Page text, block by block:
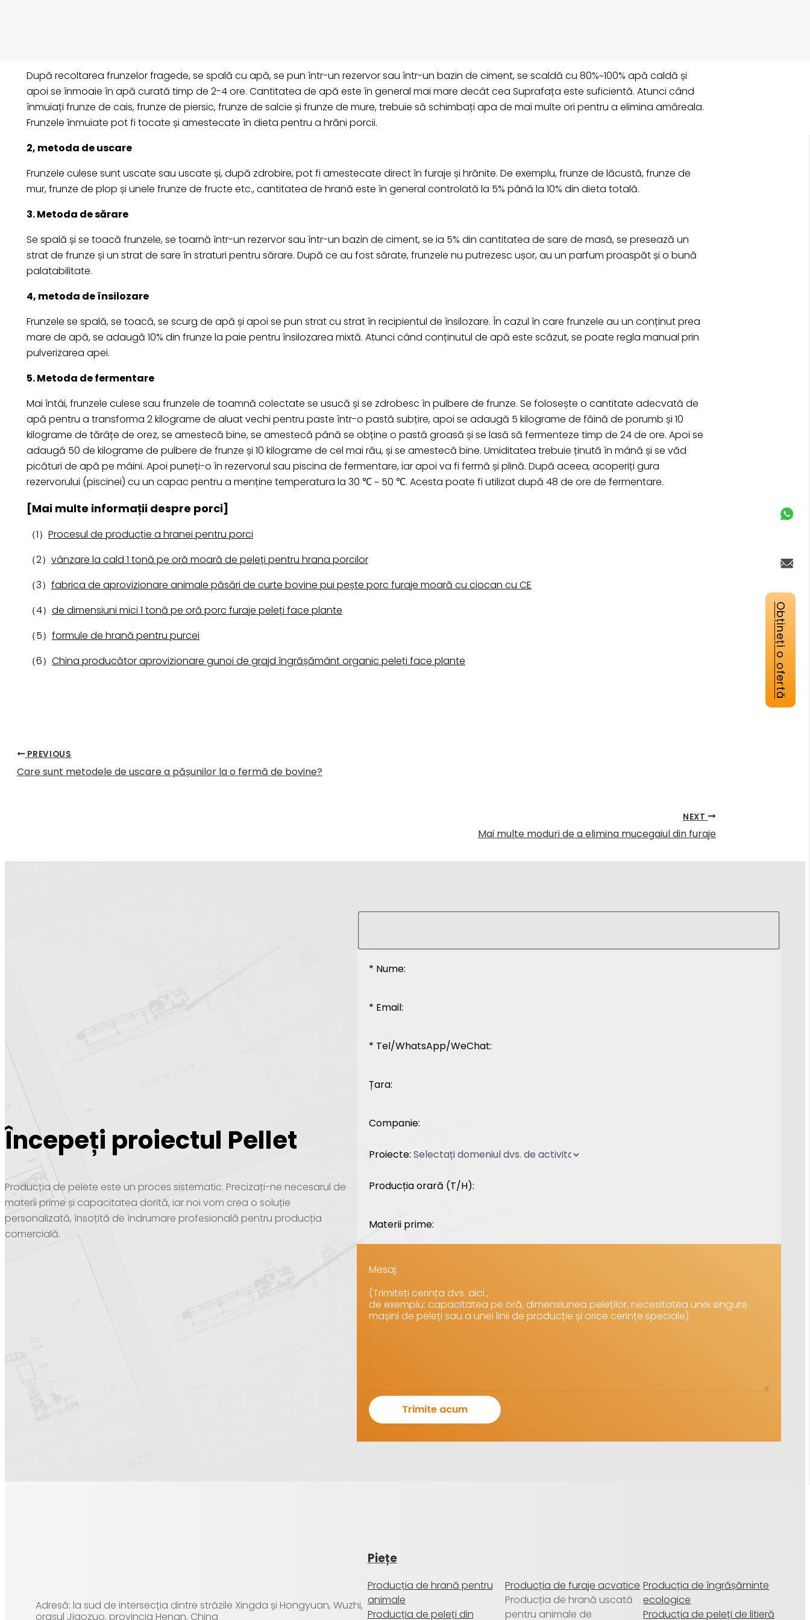
După recoltarea frunzelor fragede, se spală cu apă, se pun într-un rezervor sau într-un bazin de ciment, se scaldă cu 80%~100% apă caldă și
apoi se înmoaie în apă curată timp de 2-4 ore. Cantitatea de apă este în general mai mare decât cea Suprafața este suficientă. Atunci când
înmuiați frunze de cais, frunze de piersic, frunze de salcie și frunze de mure, trebuie să schimbați apa de mai multe ori pentru a elimina amăreala.
Frunzele înmuiate pot fi tocate și amestecate în dieta pentru a hrăni porcii.
2, metoda de uscare
Frunzele culese sunt uscate sau uscate și, după zdrobire, pot fi amestecate direct în furaje și hrănite. De exemplu, frunze de lăcustă, frunze de
mur, frunze de plop și unele frunze de fructe etc., cantitatea de hrană este în general controlată la 5% până la 10% din dieta totală.
3. Metoda de sărare
Se spală și se toacă frunzele, se toarnă într-un rezervor sau într-un bazin de ciment, se ia 5% din cantitatea de sare de masă, se presează un
strat de frunze și un strat de sare în straturi pentru sărare. După ce au fost sărate, frunzele nu putrezesc ușor, au un parfum proaspăt și o bună
palatabilitate.
4, metoda de însilozare
Frunzele se spală, se toacă, se scurg de apă și apoi se pun strat cu strat în recipientul de însilozare. În cazul în care frunzele au un conținut prea
mare de apă, se adaugă 10% din frunze la paie pentru însilozarea mixtă. Atunci când conținutul de apă este scăzut, se poate regla manual prin
pulverizarea apei.
5. Metoda de fermentare
Mai întâi, frunzele culese sau frunzele de toamnă colectate se usucă și se zdrobesc în pulbere de frunze. Se folosește o cantitate adecvată de
apă pentru a transforma 2 kilograme de aluat vechi pentru paste într-o pastă subțire, apoi se adaugă 5 kilograme de făină de porumb și 10
kilograme de tărâțe de orez, se amestecă bine, se amestecă până se obține o pastă groasă și se lasă să fermenteze timp de 24 de ore. Apoi se
adaugă 50 de kilograme de pulbere de frunze și 10 kilograme de cel mai rău, și se amestecă bine. Umiditatea trebuie ținută în mână și se văd
picături de apă pe mâini. Apoi puneți-o în rezervorul sau piscina de fermentare, iar apoi va fi fermă și plină. După aceea, acoperiți gura
rezervorului (piscinei) cu un capac pentru a menține temperatura la 30 ℃ ~ 50 ℃. Acesta poate fi utilizat după 48 de ore de fermentare.
[Mai multe informații despre porci]
（1） Procesul de producție a hranei pentru porci
（2） vânzare la cald 1 tonă pe oră moară de peleți pentru hrana porcilor
（3） fabrica de aprovizionare animale păsări de curte bovine pui pește porc furaje moară cu ciocan cu CE
（4） de dimensiuni mici 1 tonă pe oră porc furaje peleți face plante
（5） formule de hrană pentru purcei
（6） China producător aprovizionare gunoi de grajd îngrășământ organic peleți face plante
PREVIOUS
Care sunt metodele de uscare a pășunilor la o fermă de bovine?
NEXT
Mai multe moduri de a elimina mucegaiul din furaje
Începeți proiectul Pellet
Producția de pelete este un proces sistematic. Precizați-ne necesarul de
materii prime și capacitatea dorită, iar noi vom crea o soluție
personalizată, însoțită de îndrumare profesională pentru producția
comercială.
* Nume:
* Email:
* Tel/WhatsApp/WeChat:
Țara:
Companie:
Proiecte:
Producția orară (T/H):
Materii prime:
Mesaj:
(Trimiteți cerința dvs. aici ,
de exemplu: capacitatea pe oră, dimensiunea peleților, necesitatea unei singure
mașini de peleți sau a unei linii de producție și orice cerințe speciale).
Adresă: la sud de intersecția dintre străzile Xingda și Hongyuan, Wuzhi,
orașul Jiaozuo, provincia Henan, China
Piețe
Producția de hrană pentru
animale
Producția de peleți din
Producția de furaje acvatice
Producția de hrană uscată
pentru animale de
Producția de îngrășăminte
ecologice
Producția de peleți de litieră
Obțineți o ofertă